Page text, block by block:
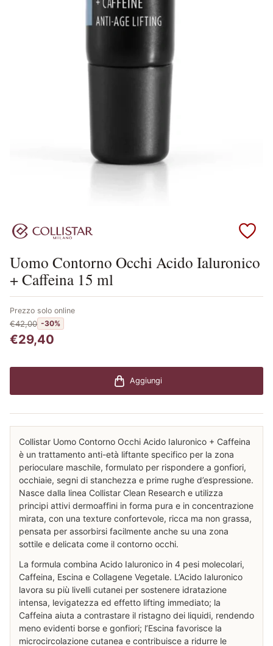
Scopri i prodotti Collistar
Uomo Contorno Occhi Acido Ialuronico
+ Caffeina 15 ml
Prezzo solo online
€42,00 -30%
€29,40
Aggiungi
Collistar Uomo Contorno Occhi Acido Ialuronico + Caffeina
è un trattamento anti-età liftante specifico per la zona
perioculare maschile, formulato per rispondere a gonfiori,
occhiaie, segni di stanchezza e prime rughe d’espressione.
Nasce dalla linea Collistar Clean Research e utilizza
principi attivi dermoaffini in forma pura e in concentrazione
mirata, con una texture confortevole, ricca ma non grassa,
pensata per assorbirsi facilmente anche su una zona
sottile e delicata come il contorno occhi.
La formula combina Acido Ialuronico in 4 pesi molecolari,
Caffeina, Escina e Collagene Vegetale. L’Acido Ialuronico
lavora su più livelli cutanei per sostenere idratazione
intensa, levigatezza ed effetto lifting immediato; la
Caffeina aiuta a contrastare il ristagno dei liquidi, rendendo
meno evidenti borse e gonfiori; l’Escina favorisce la
microcircolazione cutanea e contribuisce a ridurre le